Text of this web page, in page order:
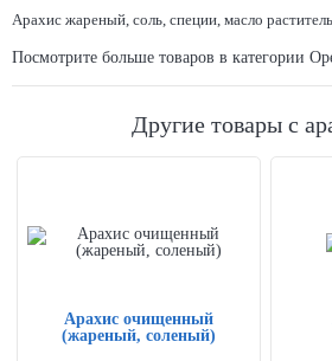
Арахис жареный, соль, специи, масло
Посмотрите больше товаров в категории
Другие товары с
Арахис очищенный
(жареный, соленый)